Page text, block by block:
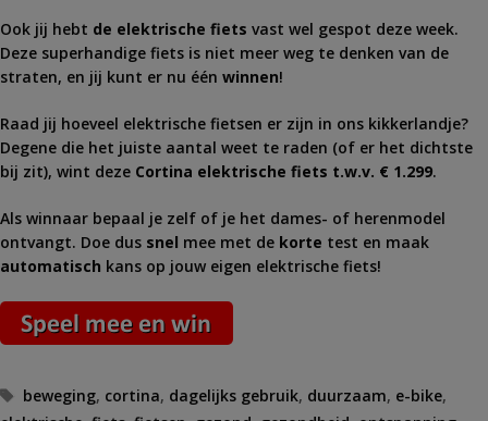
Ook jij hebt de elektrische fiets vast wel gespot deze week.
Deze superhandige fiets is niet meer weg te denken van de
straten, en jij kunt er nu één winnen!
Raad jij hoeveel elektrische fietsen er zijn in ons kikkerlandje?
Degene die het juiste aantal weet te raden (of er het dichtste
bij zit), wint deze Cortina elektrische fiets t.w.v. € 1.299.
Als winnaar bepaal je zelf of je het dames- of herenmodel
ontvangt. Doe dus snel mee met de korte test en maak
automatisch kans op jouw eigen elektrische fiets!
Tags
beweging, cortina, dagelijks gebruik, duurzaam, e-bike,